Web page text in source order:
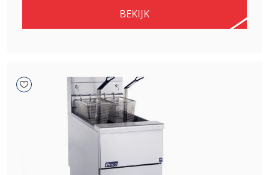
€ 2.839,85.
BEKIJK